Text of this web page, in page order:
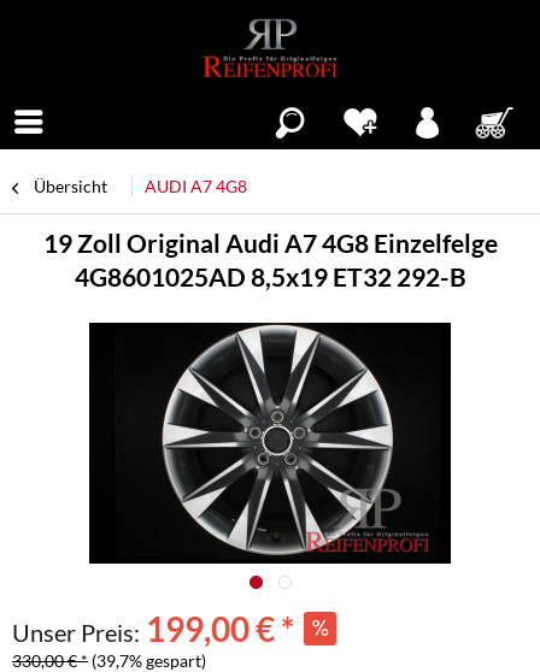
Übersicht AUDI A7 4G8
19 Zoll Original Audi A7 4G8 Einzelfelge
4G8601025AD 8,5x19 ET32 292-B
Unser Preis: 199,00 € *
330,00 € * (39,7% gespart)